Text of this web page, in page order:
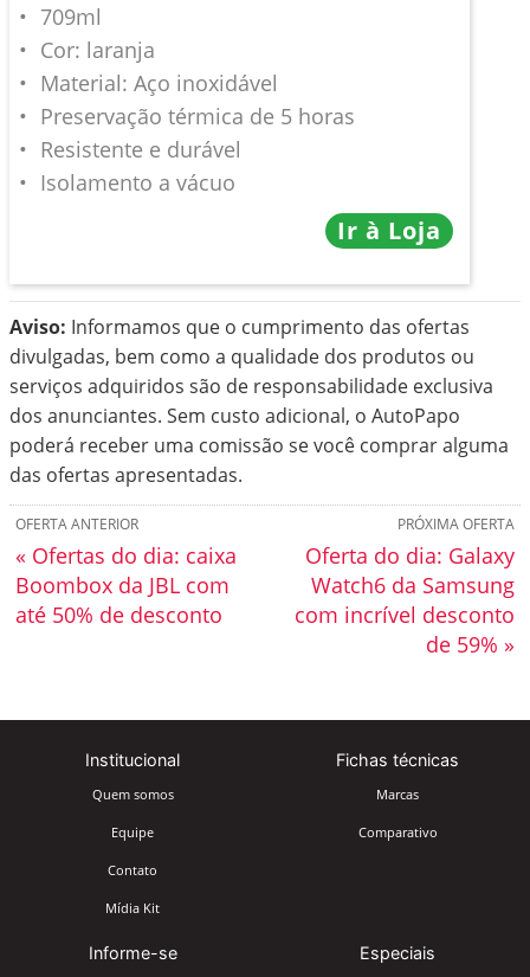
709ml
Cor: laranja
Material: Aço inoxidável
Preservação térmica de 5 horas
Resistente e durável
Isolamento a vácuo
Ir à Loja
Aviso: Informamos que o cumprimento das ofertas
divulgadas, bem como a qualidade dos produtos ou
serviços adquiridos são de responsabilidade exclusiva
dos anunciantes. Sem custo adicional, o AutoPapo
poderá receber uma comissão se você comprar alguma
das ofertas apresentadas.
PRÓXIMA OFERTA
Oferta do dia: Galaxy
Watch6 da Samsung
com incrível desconto
de 59% »
OFERTA ANTERIOR
« Ofertas do dia: caixa
Boombox da JBL com
até 50% de desconto
Institucional
Quem somos
Equipe
Contato
Mídia Kit
Fichas técnicas
Marcas
Comparativo
Informe-se Especiais